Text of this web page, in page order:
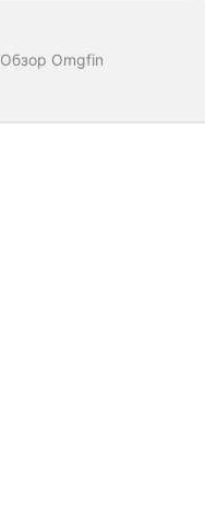
Обзор Omgfin